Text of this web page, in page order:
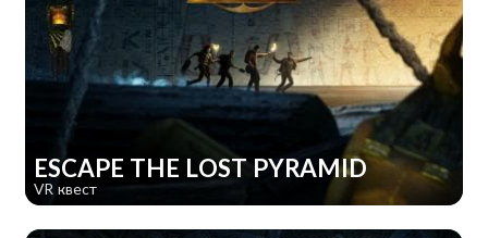
ESCAPE THE LOST PYRAMID
VR квест